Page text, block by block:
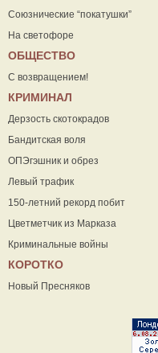
Союзнические “покатушки”
На светофоре
ОБЩЕСТВО
С возвращением!
КРИМИНАЛ
Дерзость скотокрадов
Бандитская воля
ОПЭгэшник и обрез
Левый трафик
150-летний рекорд побит
Цветметчик из Марказа
Криминальные войны
КОРОТКО
Новый Пресняков